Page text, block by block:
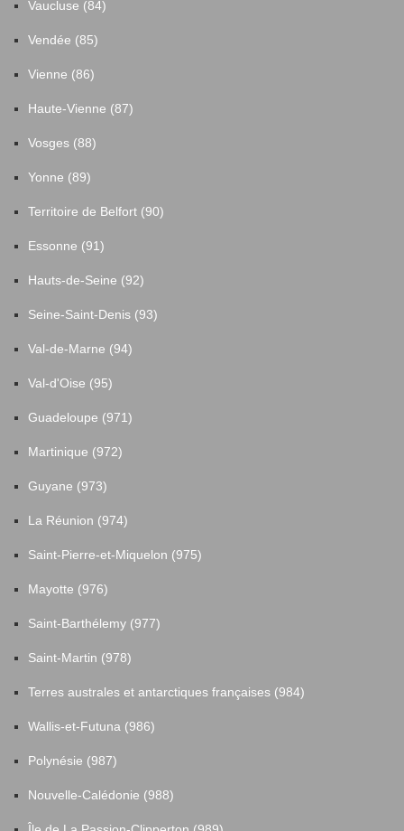
Vaucluse (84)
Vendée (85)
Vienne (86)
Haute-Vienne (87)
Vosges (88)
Yonne (89)
Territoire de Belfort (90)
Essonne (91)
Hauts-de-Seine (92)
Seine-Saint-Denis (93)
Val-de-Marne (94)
Val-d'Oise (95)
Guadeloupe (971)
Martinique (972)
Guyane (973)
La Réunion (974)
Saint-Pierre-et-Miquelon (975)
Mayotte (976)
Saint-Barthélemy (977)
Saint-Martin (978)
Terres australes et antarctiques françaises (984)
Wallis-et-Futuna (986)
Polynésie (987)
Nouvelle-Calédonie (988)